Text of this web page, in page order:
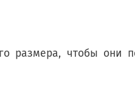
размера, чтобы они